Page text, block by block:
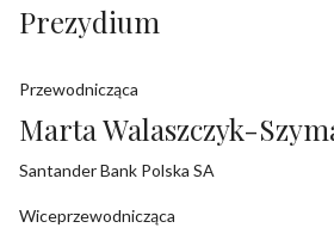
Prezydium
Przewodnicząca
Marta Walaszczyk-
Santander Bank Polska SA
Wiceprzewodnicząca